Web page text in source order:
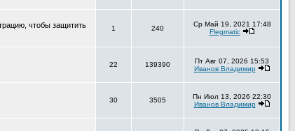
чтобы защитить
1 240
Ср Май 19, 2021 17:48
Flegmatic
22 139390
Пт Авг 07, 2026 15:53
Иванов Владимир
30 3505
Пн Июл 13, 2026 22:30
Иванов Владимир